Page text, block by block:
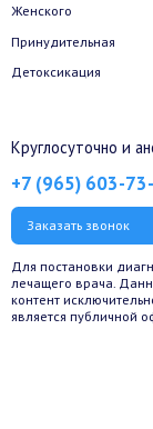
Женского
Принудительная
Детоксикация
Круглосуточно и
+7 (965) 603-
Заказать звонок
Для постановки
лечащего врача.
контент
является публичной